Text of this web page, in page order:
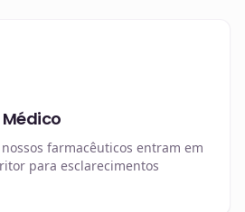
farmacêuticos entram em
para esclarecimentos